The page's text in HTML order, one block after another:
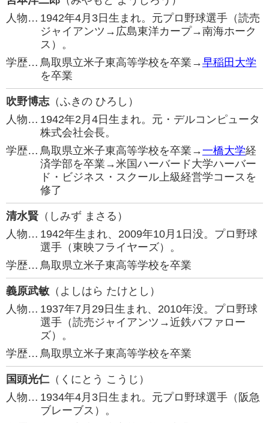
人物… 1942年4月3日生まれ。元プロ野球選手（読売
ジャイアンツ→広島東洋カープ→南海ホーク
ス）。
学歴… 鳥取県立米子東高等学校を卒業→早稲田大学
を卒業
吹野博志（ふきの ひろし）
人物… 1942年2月4日生まれ。元・デルコンピュータ
株式会社会長。
学歴… 鳥取県立米子東高等学校を卒業→一橋大学経
済学部を卒業→米国ハーバード大学ハーバー
ド・ビジネス・スクール上級経営学コースを
修了
清水賢 （しみず まさる）
人物… 1942年生まれ、2009年10月1日没。プロ野球
選手（東映フライヤーズ）。
学歴… 鳥取県立米子東高等学校を卒業
義原武敏 （よしはら たけとし）
人物… 1937年7月29日生まれ、2010年没。プロ野球
選手（読売ジャイアンツ→近鉄バファロー
ズ）。
学歴… 鳥取県立米子東高等学校を卒業
国頭光仁（くにとう こうじ）
人物… 1934年4月3日生まれ。元プロ野球選手（阪急
ブレーブス）。